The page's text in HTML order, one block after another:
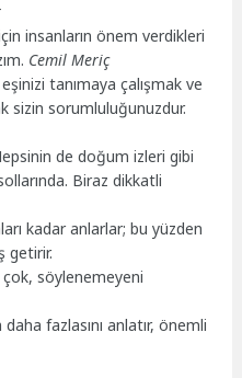
insanların önem verdikleri
Cemil Meriç
tanımaya çalışmak ve
sizin sorumluluğunuzdur.
de doğum izleri gibi
Biraz dikkatli
kadar anlarlar; bu yüzden
getirir.
söylenemeyeni
fazlasını anlatır, önemli